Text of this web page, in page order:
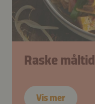
Raske
Vis mer